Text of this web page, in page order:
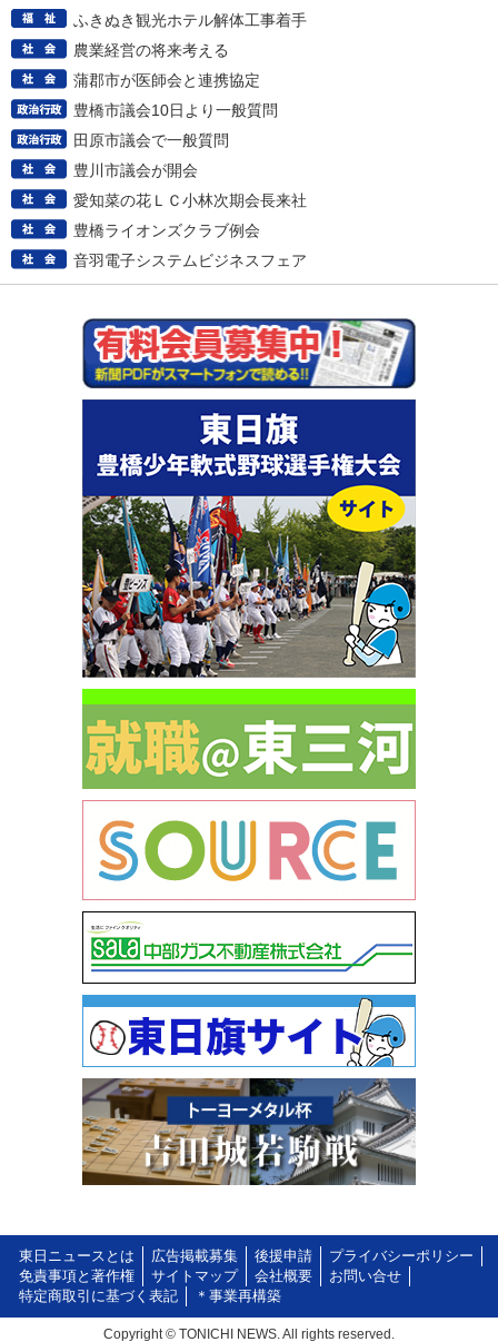
ふきぬき観光ホテル解体工事着手
農業経営の将来考える
蒲郡市が医師会と連携協定
豊橋市議会10日より一般質問
田原市議会で一般質問
豊川市議会が開会
愛知菜の花ＬＣ小林次期会長来社
豊橋ライオンズクラブ例会
音羽電子システムビジネスフェア
東日ニュースとは 広告掲載募集 後援申請
プライバシーポリシー
免責事項と著作権
サイトマップ 会社概要
お問い合せ
特定商取引に基づく表記
＊事業再構築
Copyright © TONICHI NEWS. All rights reserved.